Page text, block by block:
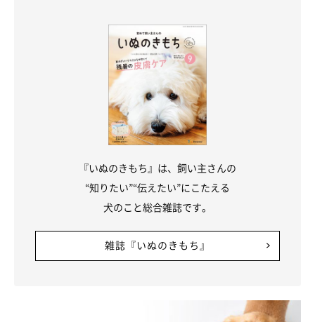
お話を伺った先生：畦元香月先生（「アニマルリハクリニックか
つき」院長 獣医師 国際中医師）
参考／「いぬのきもち」2025年9月号『夏の疲れをこじらせな
い！夏から秋の未病図鑑』
※写真はスマホアプリ「いぬ・ねこのきもち」で投稿されたもの
※記事と写真に関連性がない場合もあります。
『いぬのきもち』は、飼い主さんの
“知りたい”“伝えたい”にこたえる
犬のこと総合雑誌です。
雑誌『いぬのきもち』